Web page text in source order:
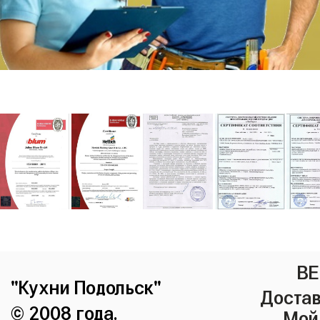
"Кухни Подольск"
© 2008 года.